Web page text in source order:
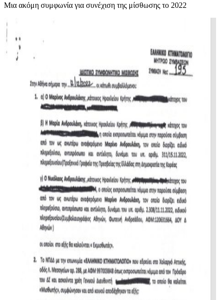
Μια ακόμη συμφωνία για συνέχιση της μίσθωσης το 2022